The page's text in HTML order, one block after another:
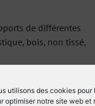
utilisons des cookies
optimiser notre site web et
de différentes
bois, non tissé,